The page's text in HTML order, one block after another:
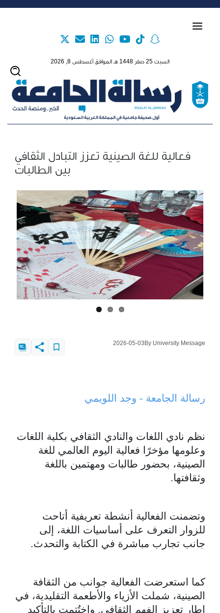
السبت 25 صفر 1448 هـ الموافق أغسطس 8, 2026
فعالية للغة الصينية تعزز التبادل الثقافي
بين الطالبات
2026-05-03By University Message
رسالة الجامعة - وجد اللويمي
نظم نادي اللغات والنادي الثقافي بكلية اللغات
وعلومها مؤخرًا فعالية اليوم العالمي للغة
الصينية، بحضور طالبات ومهتمين باللغة
وثقافتها.
وتضمنت الفعالية أنشطة تعريفية أتاحت
للزوار التعرف على أساسيات اللغة، إلى
جانب تجارب مباشرة في الكتابة والتحدث.
كما استعرضت الفعالية جوانب من الثقافة
الصينية، شملت الأزياء والأطعمة التقليدية، في
إطار تعزيز الفهم الثقافي. واختُتمت بالتأكيد